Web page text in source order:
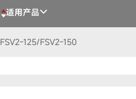
适用产品
FSV2-125/FSV2-150